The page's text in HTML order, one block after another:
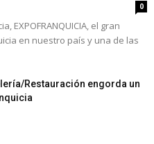
0
EXPOFRANQUICIA, el gran
en nuestro país y una de las
Restauración engorda un